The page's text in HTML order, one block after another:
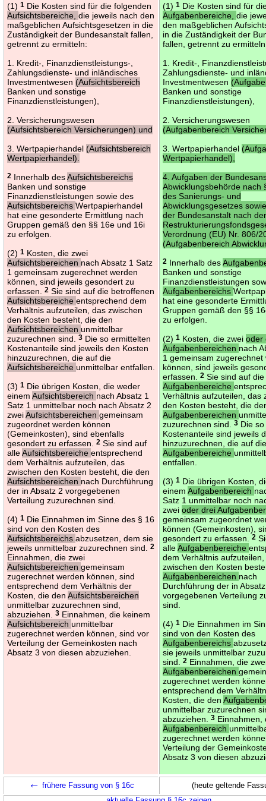
(1)1 Die Kosten sind für die folgenden
Aufsichtsbereiche,die jeweils nach den
maßgeblichen Aufsichtsgesetzen in die
Zuständigkeit der Bundesanstalt fallen,
getrennt zu ermitteln:
1. Kredit-, Finanzdienstleistungs-,
Zahlungsdienste- und inländisches
Investmentwesen (Aufsichtsbereich
Banken und sonstige
Finanzdienstleistungen),
2. Versicherungswesen
(Aufsichtsbereich Versicherungen) und
3. Wertpapierhandel (Aufsichtsbereich
Wertpapierhandel).
2 Innerhalb desAufsichtsbereichs
Banken und sonstige
Finanzdienstleistungen sowie des
AufsichtsbereichsWertpapierhandel
hat eine gesonderte Ermittlung nach
Gruppen gemäß den §§ 16e und 16i
zu erfolgen.
(2)1 Kosten, die zwei
Aufsichtsbereichen nach Absatz 1 Satz
1 gemeinsam zugerechnet werden
können, sind jeweils gesondert zu
erfassen.2 Sie sind auf die betroffenen
Aufsichtsbereicheentsprechend dem
Verhältnis aufzuteilen, das zwischen
den Kosten besteht, die den
Aufsichtsbereichenunmittelbar
zuzurechnen sind.3 Die so ermittelten
Kostenanteile sind jeweils den Kosten
hinzuzurechnen, die auf die
Aufsichtsbereicheunmittelbar entfallen.
(3)1 Die übrigen Kosten, die weder
einemAufsichtsbereich nach Absatz 1
Satz 1 unmittelbar noch nach Absatz 2
zweiAufsichtsbereichengemeinsam
zugeordnet werden können
(Gemeinkosten), sind ebenfalls
gesondert zu erfassen.2 Sie sind auf
alleAufsichtsbereicheentsprechend
dem Verhältnis aufzuteilen, das
zwischen den Kosten besteht, die den
Aufsichtsbereichen nach Durchführung
der in Absatz 2 vorgegebenen
Verteilung zuzurechnen sind.
(4)1 Die Einnahmen im Sinne des § 16
sind von den Kosten des
Aufsichtsbereichsabzusetzen, dem sie
jeweils unmittelbar zuzurechnen sind.2
Einnahmen, die zwei
Aufsichtsbereichengemeinsam
zugerechnet werden können, sind
entsprechend dem Verhältnis der
Kosten, die denAufsichtsbereichen
unmittelbar zuzurechnen sind,
abzuziehen.3 Einnahmen, die keinem
Aufsichtsbereichunmittelbar
zugerechnet werden können, sind vor
Verteilung der Gemeinkosten nach
Absatz 3 von diesen abzuziehen.
(1)1 Die Kosten sind für
Aufgabenbereiche,die
den maßgeblichen
in die Zuständigkeit der
fallen, getrennt zu
1. Kredit-,
Zahlungsdienste- und
Investmentwesen
Banken und sonstige
Finanzdienstleistungen),
2. Versicherungswesen
(Aufgabenbereich
3. Wertpapierhandel
Wertpapierhandel),
4. Aufgaben der
Abwicklungsbehörde nach
des Sanierungs- und
Abwicklungsgesetzes
der Bundesanstalt nach
Verordnung (EU) Nr. 806/
(Aufgabenbereich
2 Innerhalb des
Banken und sonstige
Finanzdienstleistungen
Aufgabenbereichs
hat eine gesonderte
Gruppen gemäß den §§
zu erfolgen.
(2)1 Kosten, die zweioder
Aufgabenbereichen nach
1 gemeinsam zugerechnet
können, sind jeweils
erfassen.2 Sie sind auf
Aufgabenbereiche
Verhältnis aufzuteilen, das
den Kosten besteht, die
Aufgabenbereichen
zuzurechnen sind.3 Die
Kostenanteile sind jeweils
hinzuzurechnen, die auf
Aufgabenbereiche
entfallen.
(3)1 Die übrigen Kosten,
einemAufgabenbereich
Satz 1 unmittelbar noch
zweioder drei
gemeinsam zugeordnet
können (Gemeinkosten),
gesondert zu erfassen.2
alleAufgabenbereiche
dem Verhältnis
zwischen den Kosten
Aufgabenbereichen nach
Durchführung der in
vorgegebenen Verteilung
sind.
(4)1 Die Einnahmen im
sind von den Kosten des
Aufgabenbereichs
sie jeweils unmittelbar
sind.2 Einnahmen, die
Aufgabenbereichen
zugerechnet werden
entsprechend dem
Kosten, die den
unmittelbar zuzurechnen
abzuziehen.3 Einnahmen,
Aufgabenbereich
zugerechnet werden
Verteilung der
Absatz 3 von diesen
← frühere Fassung von § 16c
(heute geltende